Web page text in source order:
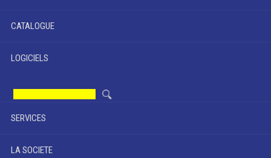
CATALOGUE
LOGICIELS
SERVICES
LA SOCIETE